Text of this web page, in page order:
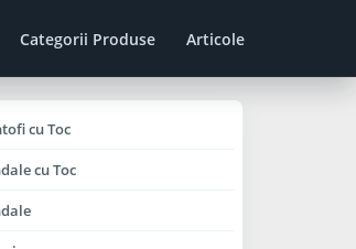
Categorii Produse Articole
cu Toc
cu Toc